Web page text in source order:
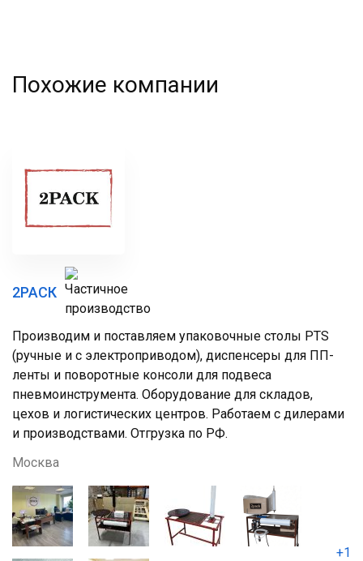
Похожие компании
2РАСК
Производим и поставляем упаковочные столы PTS
(ручные и с электроприводом), диспенсеры для ПП-
ленты и поворотные консоли для подвеса
пневмоинструмента. Оборудование для складов,
цехов и логистических центров. Работаем с дилерами
и производствами. Отгрузка по РФ.
Москва
+1